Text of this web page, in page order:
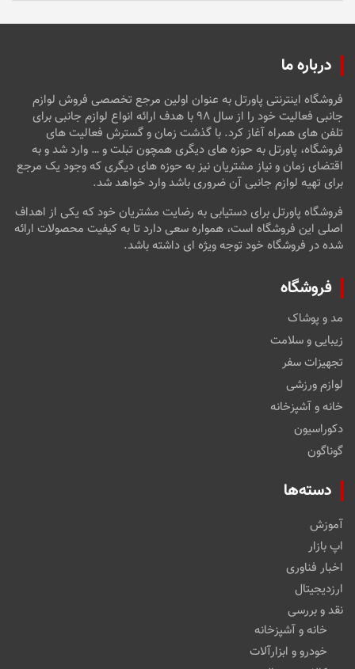
درباره ما
فروشگاه اینترنتی پاورتل به عنوان اولین مرجع تخصصی فروش لوازم
جانبی فعالیت خود را از سال ۹۸ با هدف ارائه انواع لوازم جانبی برای
تلفن های همراه آغاز کرد. با گذشت زمان و گسترش فعالیت های
فروشگاه، پاورتل به حوزه های دیگری همچون تبلت و … وارد شد و به
اقتضای زمان و نیاز مشتریان نیز به حوزه های دیگری که وجود یک مرجع
برای تهیه لوازم جانبی آن ضروری باشد وارد خواهد شد.
فروشگاه پاورتل برای دستیابی به رضایت مشتریان خود که یکی از اهداف
اصلی این فروشگاه است، همواره سعی دارد تا به کیفیت محصولات ارائه
شده در فروشگاه خود توجه ویژه ای داشته باشد.
فروشگاه
مد و پوشاک
زیبایی و سلامت
تجهیزات سفر
لوازم ورزشی
خانه و آشپزخانه
دکوراسیون
گوناگون
دسته‌ها
آموزش
اپ بازار
اخبار فناوری
ارزدیجیتال
نقد و بررسی
خانه و آشپزخانه
خودرو و ابزارآلات